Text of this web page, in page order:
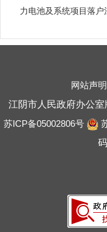
力电池及系统项目落
网站声
江阴市人民政府办公
苏ICP备05002806号